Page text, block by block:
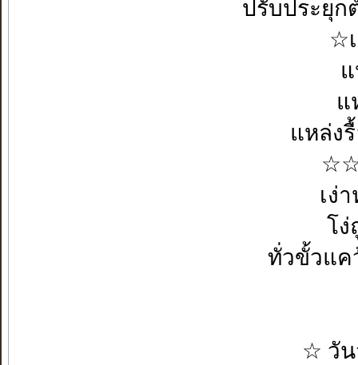
ปรับประยุก
☆
แหล่
☆☆
เง่
โ
ทั่วขั้วแ
☆ วั